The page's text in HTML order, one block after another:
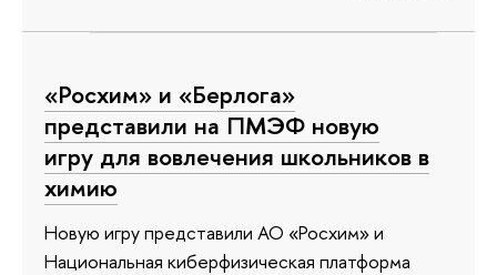
«Росхим» и «Берлога»
представили на ПМЭФ новую
игру для вовлечения школьников в
химию
Новую игру представили АО «Росхим» и
Национальная киберфизическая платформа